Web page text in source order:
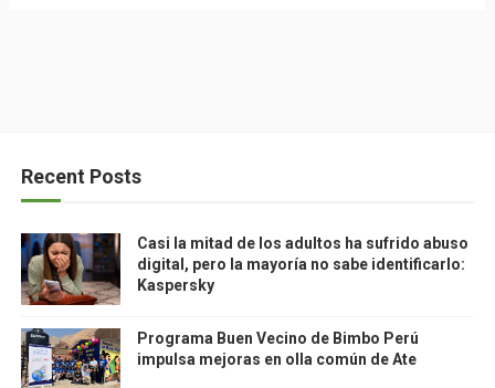
Recent Posts
Casi la mitad de los adultos ha sufrido abuso
digital, pero la mayoría no sabe identificarlo:
Kaspersky
Programa Buen Vecino de Bimbo Perú
impulsa mejoras en olla común de Ate